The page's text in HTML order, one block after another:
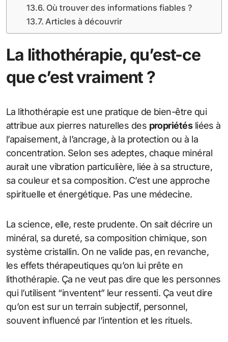
Où trouver des informations fiables ?
Articles à découvrir
La lithothérapie, qu’est-ce
que c’est vraiment ?
La lithothérapie est une pratique de bien-être qui
attribue aux pierres naturelles des propriétésliées à
l’apaisement, à l’ancrage, à la protection ou à la
concentration. Selon ses adeptes, chaque minéral
aurait une vibration particulière, liée à sa structure,
sa couleur et sa composition. C’est une approche
spirituelle et énergétique. Pas une médecine.
La science, elle, reste prudente. On sait décrire un
minéral, sa dureté, sa composition chimique, son
système cristallin. On ne valide pas, en revanche,
les effets thérapeutiques qu’on lui prête en
lithothérapie. Ça ne veut pas dire que les personnes
qui l’utilisent “inventent” leur ressenti. Ça veut dire
qu’on est sur un terrain subjectif, personnel,
souvent influencé par l’intention et les rituels.